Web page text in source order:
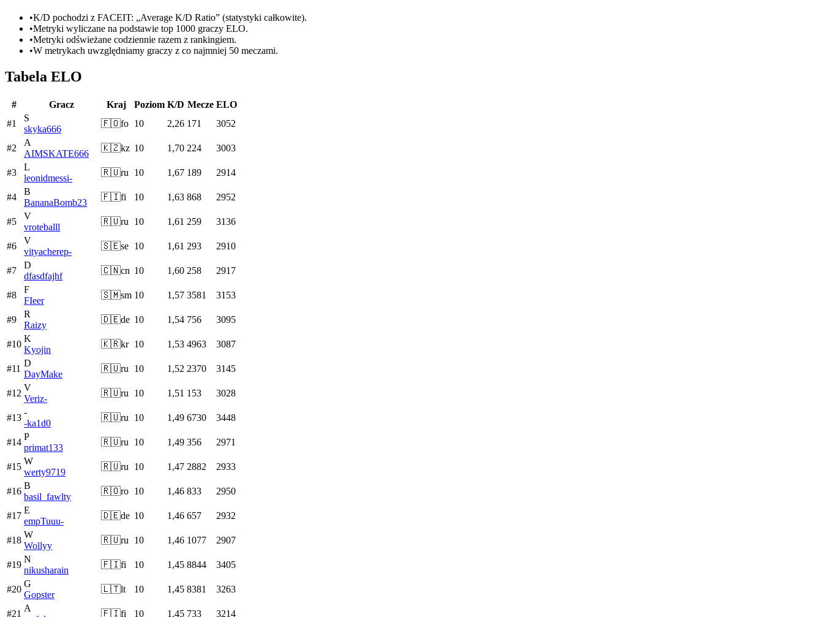
•K/D pochodzi z FACEIT: „Average K/D Ratio” (statystyki całkowite).
•Metryki wyliczane na podstawie top 1000 graczy ELO.
•Metryki odświeżane codziennie razem z rankingiem.
•W metrykach uwzględniamy graczy z co najmniej 50 meczami.
Tabela ELO
# Gracz Kraj Poziom K/D Mecze ELO
#1
S
skyka666
🇫🇴fo 10 2,26 171 3052
#2
A
AIMSKATE666
🇰🇿kz 10 1,70 224 3003
#3
L
leonidmessi-
🇷🇺ru 10 1,67 189 2914
#4
B
BananaBomb23
🇫🇮fi 10 1,63 868 2952
#5
V
vroteballl
🇷🇺ru 10 1,61 259 3136
#6
V
vityacherep-
🇸🇪se 10 1,61 293 2910
#7
D
dfasdfajhf
🇨🇳cn 10 1,60 258 2917
#8
F
FIeer
🇸🇲sm 10 1,57 3581 3153
#9
R
Raizy
🇩🇪de 10 1,54 756 3095
#10
K
Kyojin
🇰🇷kr 10 1,53 4963 3087
#11
D
DayMake
🇷🇺ru 10 1,52 2370 3145
#12
V
Veriz-
🇷🇺ru 10 1,51 153 3028
#13
-
-ka1d0
🇷🇺ru 10 1,49 6730 3448
#14
P
primat133
🇷🇺ru 10 1,49 356 2971
#15
W
werty9719
🇷🇺ru 10 1,47 2882 2933
#16
B
basil_fawlty
🇷🇴ro 10 1,46 833 2950
#17
E
empTuuu-
🇩🇪de 10 1,46 657 2932
#18
W
Wollyy
🇷🇺ru 10 1,46 1077 2907
#19
N
nikusharain
🇫🇮fi 10 1,45 8844 3405
#20
G
Gopster
🇱🇹lt 10 1,45 8381 3263
#21
A
🇫🇮fi 10 1,45 733 3214